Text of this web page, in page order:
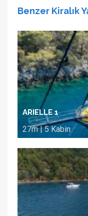
Benzer Kiralık
ARIELLE 1
27m | 5 Kabin